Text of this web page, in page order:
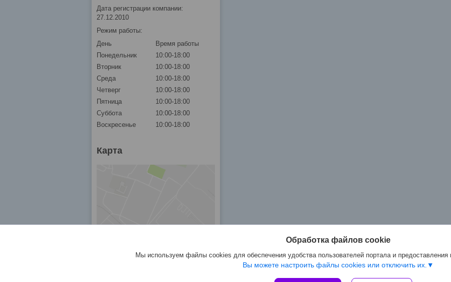
Дата регистрации компании:
27.12.2010
Режим работы:
День
Время работы
Понедельник
10:00-18:00
Вторник
10:00-18:00
Среда
10:00-18:00
Четверг
10:00-18:00
Пятница
10:00-18:00
Суббота
10:00-18:00
Воскресенье
10:00-18:00
Карта
Обработка файлов cookie
Мы используем файлы cookies для обеспечения удобства пользователей портала и
Вы можете настроить файлы cookies или отключить их.